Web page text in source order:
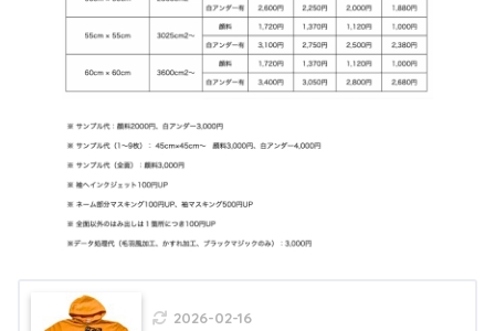
2026-02-16